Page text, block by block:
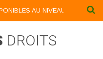
AU NIVEAU DU MENU
DROITS